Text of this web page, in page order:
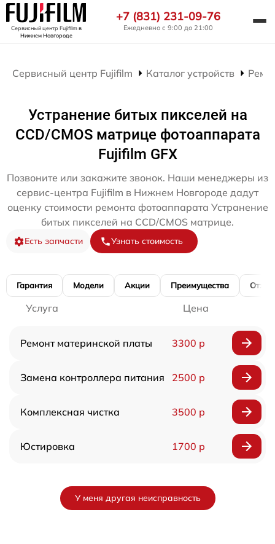
Сервисный центр Fujifilmв
Нижнем Новгороде
+7 (831) 231-09-76
Ежедневно с 9:00 до 21:00
Сервисный центр Fujifilm Каталог устройств
Устранение битых пикселей на
CCD/CMOS матрице фотоаппарата
Fujifilm GFX
Позвоните или закажите звонок. Наши менеджеры из
сервис-центра Fujifilm в Нижнем Новгороде дадут
оценку стоимости ремонта фотоаппарата Устранение
битых пикселей на CCD/CMOS матрице.
Есть запчасти Узнать стоимость
Гарантия Модели Акции Преимущества
Услуга Цена
Ремонт материнской платы 3300 р
Замена контроллера питания 2500 р
Комплексная чистка 3500 р
Юстировка 1700 р
У меня другая неисправность